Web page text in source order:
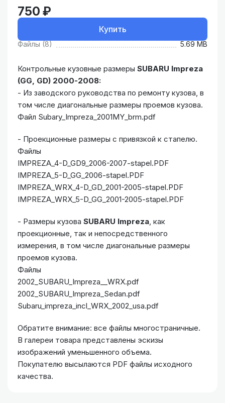
750 ₽
Купить
Файлы (8) 5.69 MB
Контрольные кузовные размеры SUBARU Impreza
(GG, GD) 2000-2008:
- Из заводского руководства по ремонту кузова, в
том числе диагональные размеры проемов кузова.
Файл Subary_Impreza_2001MY_brm.pdf
- Проекционные размеры с привязкой к стапелю.
Файлы
IMPREZA_4-D_GD9_2006-2007-stapel.PDF
IMPREZA_5-D_GG_2006-stapel.PDF
IMPREZA_WRX_4-D_GD_2001-2005-stapel.PDF
IMPREZA_WRX_5-D_GG_2001-2005-stapel.PDF
- Размеры кузова SUBARU Impreza , как
проекционные, так и непосредственного
измерения, в том числе диагональные размеры
проемов кузова.
Файлы
2002_SUBARU_Impreza__WRX.pdf
2002_SUBARU_Impreza_Sedan.pdf
Subaru_impreza_incl_WRX_2002_usa.pdf
Обратите внимание: все файлы многостраничные.
В галереи товара представлены эскизы
изображений уменьшенного объема.
Покупателю высылаются PDF файлы исходного
качества.